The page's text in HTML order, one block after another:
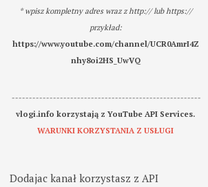
* wpisz kompletny adres wraz z http:// lub https://
przykład:
https://www.youtube.com/channel/UCR0AmrI4Z
nhy8oi2HS_UwVQ
-------------------------------------------------------
vlogi.info korzystają z YouTube API Services.
WARUNKI KORZYSTANIA Z USŁUGI
Dodajac kanał korzystasz z API